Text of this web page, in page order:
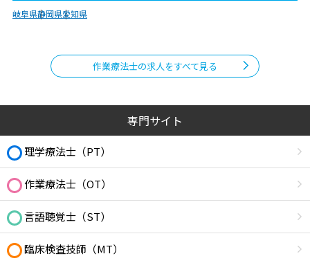
岐阜県静岡県愛知県
作業療法士の求人をすべて見る
専門サイト
理学療法士（PT）
作業療法士（OT）
言語聴覚士（ST）
臨床検査技師（MT）